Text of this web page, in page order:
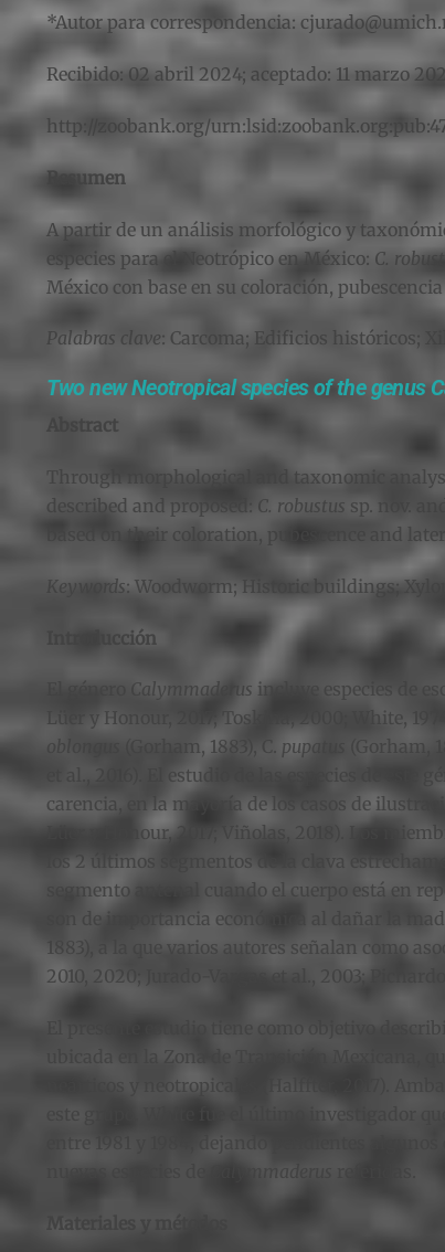
*Autor para correspondencia:
Recibido: 02 abril 2024; aceptado: 11 marzo
http://zoobank.org/
Resumen
A partir de un análisis morfológico y
especies para el Neotrópico en México: C.
México con base en su coloración,
Palabras clave: Carcoma; Edificios históricos;
Two new Neotropical species of the genus
Abstract
Through morphological and taxonomic
described and proposed: C. robustus sp. nov. and
based on their coloration, pubescence and
Keywords: Woodworm; Historic buildings;
Introducción
Calymmaderus incluye especies de
Lüer y Honour, 2017; Toskina, 2000; White,
oblongus
(Gorham, 1883), C. pupatus (Gorham,
et al., 2016). El estudio de las especies de
carencia, en la mayoría de los casos de
Lüer y Honour, 2017; Viñolas, 2018). Los
los 2 últimos segmentos de la clava
segmento antenal cuando el cuerpo está en
son de importancia económica al dañar la
1883), a la que varios autores señalan como
2010, 2020; Jurado-Vargas et al., 2003;
El presente estudio tiene como objetivo
ubicada en la Zona de Transición Mexicana,
neárticos y neotropicales (Halffter, 2017).
este grupo. White fue el último investigador
entre 1981 y 1984, dejando pendientes
Materiales y métodos